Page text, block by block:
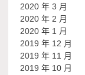
2020 年 3 月
2020 年 2 月
2020 年 1 月
2019 年 12 月
2019 年 11 月
2019 年 10 月